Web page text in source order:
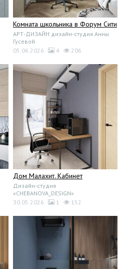
Комната школьника в Форум Сити
АРТ-ДИЗАЙН дизайн-студия Анны
Гусевой
05.06.2026
4 206
Дом Малахит. Кабинет
Дизайн-студия
«CHEBANOVA_DESIGN»
30.05.2026
1 152